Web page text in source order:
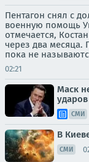
Пентагон снял с
военную помощь
отмечается,
через два месяца.
пока не
02:21
Маск
СМИ
В
СМИ